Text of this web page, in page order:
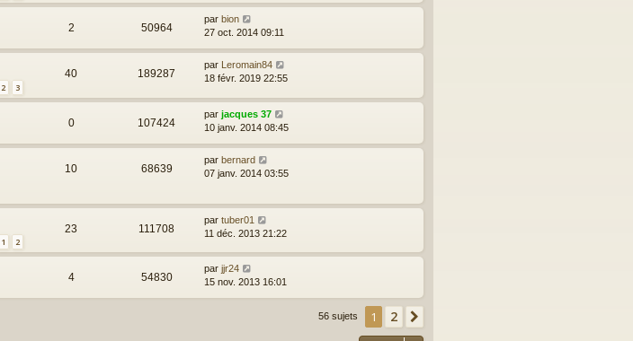
2 50964
par bion
27 oct. 2014 09:11
2 3
40 189287
par Leromain84
18 févr. 2019 22:55
0 107424
par jacques 37
10 janv. 2014 08:45
10 68639
par bernard
07 janv. 2014 03:55
1 2
23 111708
par tuber01
11 déc. 2013 21:22
4 54830
par jjr24
15 nov. 2013 16:01
56 sujets 1 2